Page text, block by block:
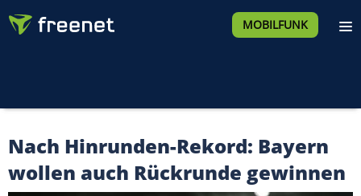
MOBILFUNK
Nach Hinrunden-Rekord: Bayern
wollen auch Rückrunde gewinnen